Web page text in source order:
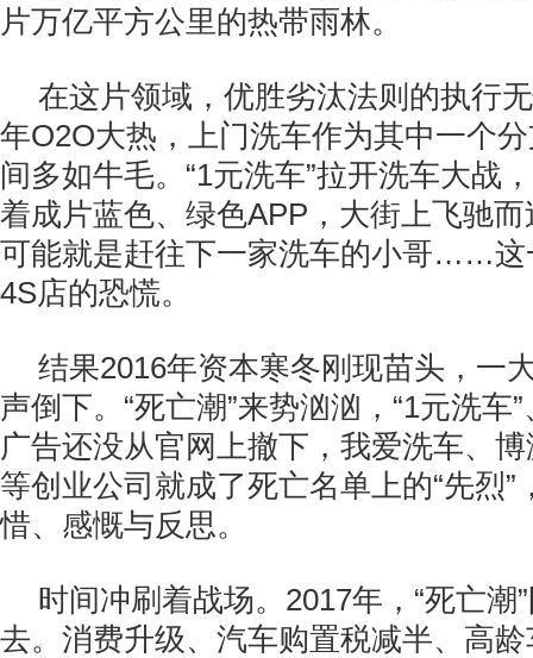
片万亿平方公里的热带雨林。
在这片领域，优胜劣汰法则的执行
年O2O大热，上门洗车作为其中一个
间多如牛毛。“1元洗车”拉开洗车大战
着成片蓝色、绿色APP，大街上飞驰
可能就是赶往下一家洗车的小哥……这
4S店的恐慌。
结果2016年资本寒冬刚现苗头，一
声倒下。“死亡潮”来势汹汹，“1元洗车
广告还没从官网上撤下，我爱洗车、
等创业公司就成了死亡名单上的“先烈”
惜、感慨与反思。
时间冲刷着战场。2017年，“死亡潮
去。消费升级、汽车购置税减半、高